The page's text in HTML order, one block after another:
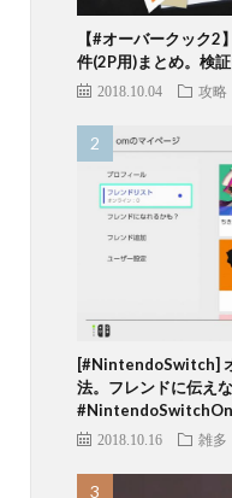
【#オーバークック
件(2P用)まとめ。検
2018.10.04 攻略
[#NintendoSwitch]
法。フレンドに伝えな
2018.10.16 雑多